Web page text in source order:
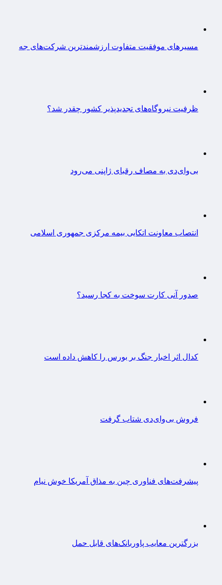
مسیرهای موفقیت متفاوت ارزشمندترین شرکت‌های جه
ظرفیت نیروگاه‌های تجدیدپذیر کشور چقدر شد؟
بی‌وای‌دی به مصاف رقبای ژاپنی می‌رود
انتصاب معاونت اتکایی بیمه مرکزی جمهوری اسلامی
صدور آنی کارت سوخت به کجا رسید؟
کدال اثر اخبار جنگ بر بورس را کاهش داده است
فروش بی‌وای‌دی شتاب گرفت
پیشرفت‌های فناوری چین به مذاق آمریکا خوش نیام
بزرگترین معایب پاوربانک‌های قابل حمل